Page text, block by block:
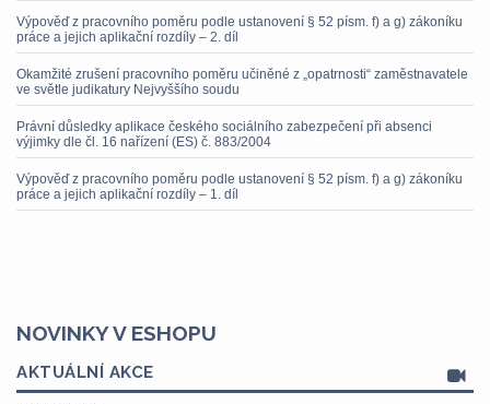
Výpověď z pracovního poměru podle ustanovení § 52 písm. f) a g) zákoníku
práce a jejich aplikační rozdíly – 2. díl
Okamžité zrušení pracovního poměru učiněné z „opatrnosti“ zaměstnavatele
ve světle judikatury Nejvyššího soudu
Právní důsledky aplikace českého sociálního zabezpečení při absenci
výjimky dle čl. 16 nařízení (ES) č. 883/2004
Výpověď z pracovního poměru podle ustanovení § 52 písm. f) a g) zákoníku
práce a jejich aplikační rozdíly – 1. díl
NOVINKY V ESHOPU
AKTUÁLNÍ AKCE